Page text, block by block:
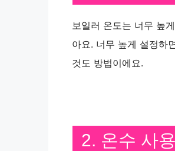
보일러 온도는 너무 높
아요. 너무 높게 설정하
것도 방법이에요.
2. 온수 사